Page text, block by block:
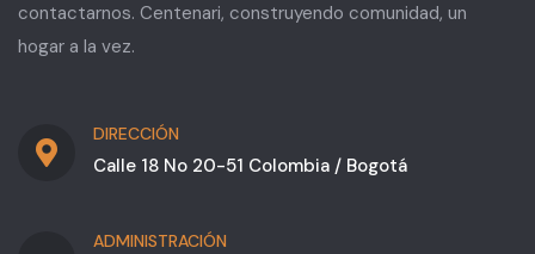
contactarnos. Centenari, construyendo comunidad, un
hogar a la vez.
DIRECCIÓN
Calle 18 No 20-51 Colombia / Bogotá
ADMINISTRACIÓN